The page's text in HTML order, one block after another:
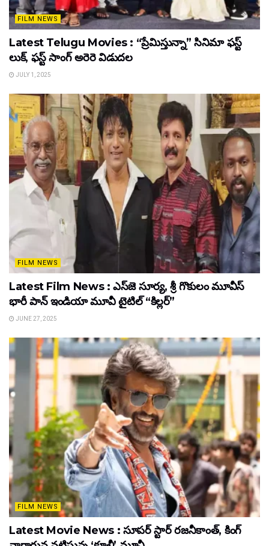
FILM NEWS
Latest Telugu Movies : “ప్రేమిస్తున్నా” సినిమా ఫస్ట్
లుక్, ఫస్ట్ సాంగ్ అరెరె విడుదల
JULY 1, 2025
FILM NEWS
Latest Film News : ఎస్‌జె సూర్య, శ్రీ గొకులం మూవీస్‌
భారీ పాన్‌ ఇండియా మూవీ టైటిల్ “కిల్లర్”
JUNE 27, 2025
FILM NEWS
Latest Movie News : సూపర్ స్టార్ రజనీకాంత్, కింగ్